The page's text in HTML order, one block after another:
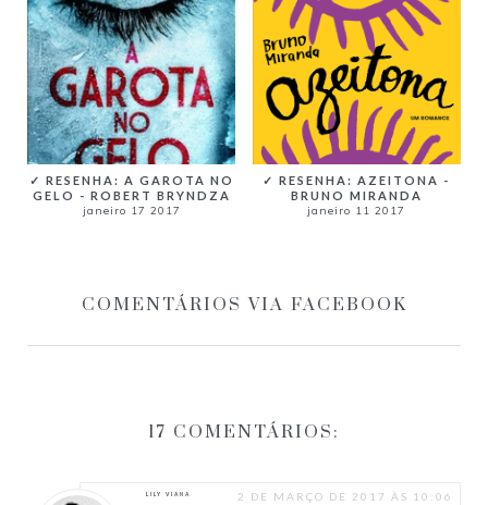
✓ RESENHA: A GAROTA NO
GELO - ROBERT BRYNDZA
janeiro 17 2017
✓ RESENHA: AZEITONA -
BRUNO MIRANDA
janeiro 11 2017
COMENTÁRIOS VIA FACEBOOK
17 COMENTÁRIOS:
LILY VIANA 2 DE MARÇO DE 2017 ÀS 10:06